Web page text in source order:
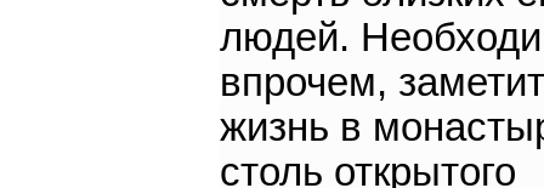
людей.
впрочем,
жизнь в
столь открытого